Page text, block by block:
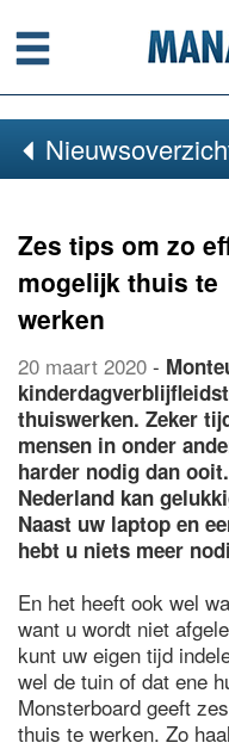
Menu
Zes tips om zo
mogelijk thuis te
werken
20 maart 2020 -
thuiswerken. Zeker
mensen in onder
harder nodig dan
Nederland kan
Naast uw laptop en
hebt u niets meer
En het heeft ook wel
want u wordt niet
kunt uw eigen tijd
wel de tuin of dat ene
Monsterboard geeft
thuis te werken. Zo